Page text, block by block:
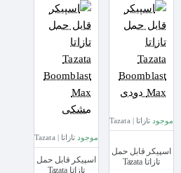
موجود تازاتا | Tazata
اسپیکر قابل حمل
تازاتا Tazata
موجود تازاتا | Tazata
اسپیکر قابل حمل
تازاتا Tazata